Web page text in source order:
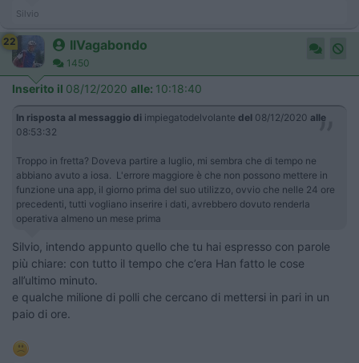
Silvio
22 IlVagabondo
1450
Inserito il 08/12/2020 alle: 10:18:40
In risposta al messaggio di impiegatodelvolante del 08/12/2020 alle
08:53:32
Troppo in fretta? Doveva partire a luglio, mi sembra che di tempo ne
abbiano avuto a iosa. L'errore maggiore è che non possono mettere in
funzione una app, il giorno prima del suo utilizzo, ovvio che nelle 24 ore
precedenti, tutti vogliano inserire i dati, avrebbero dovuto renderla
operativa almeno un mese prima
Silvio, intendo appunto quello che tu hai espresso con parole
più chiare: con tutto il tempo che c’era Han fatto le cose
all’ultimo minuto.
e qualche milione di polli che cercano di mettersi in pari in un
paio di ore.